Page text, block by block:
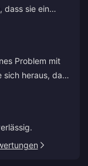
dass sie ein
Problem mit
sich heraus, dass
mit
angeleitet